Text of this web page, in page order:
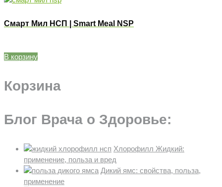
Смарт Мил НСП | Smart Meal NSP
В корзину
Корзина
Блог Врача о Здоровье:
Хлорофилл Жидкий:
применение, польза и вред
Дикий ямс: свойства, польза,
применение